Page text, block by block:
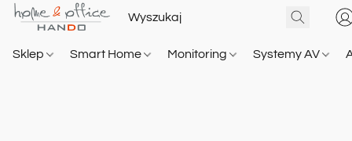
Sklep Smart Home Monitoring Systemy AV